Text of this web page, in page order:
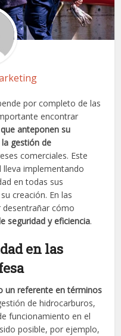
por completo de las
encontrar
anteponen su
gestión de
comerciales. Este
lleva implementando
en todas sus
creación. En las
cómo
seguridad y eficiencia.
en las
un referente en términos
de hidrocarburos,
funcionamiento en el
posible, por ejemplo,